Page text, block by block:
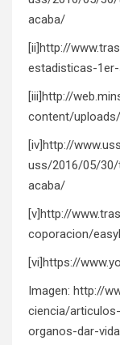
acaba/
[ii]http://
estadisticas-
[iii]http://
content/
[iv]http://
uss/2016/05/
acaba/
[v]http://
coporacion/
[vi]https://
Imagen: http://
ciencia/
organos-dar-